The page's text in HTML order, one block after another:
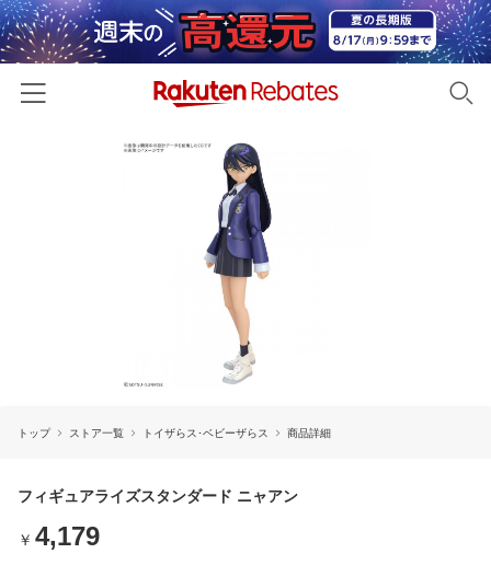
ファッション・インナー・小物
キッズ・ベビー用品
エンタメ
スポーツ・アウトドア・ゴルフ
電子書籍特集
旅行特集
トップ ストア一覧 トイザらス･ベビーザらス 商品詳細
フィギュアライズスタンダード ニャアン
￥ 4,179